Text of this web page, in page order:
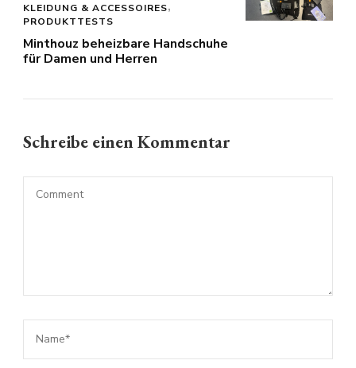
KLEIDUNG & ACCESSOIRES
PRODUKTTESTS
Minthouz beheizbare Handschuhe
für Damen und Herren
Schreibe einen Kommentar